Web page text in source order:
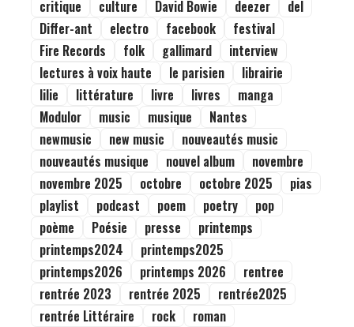
critique
culture David Bowie deezer
del
Differ-ant
electro facebook
festival
Fire Records
folk gallimard
interview
lectures à voix haute
le parisien
librairie
lilie
littérature livre livres
manga
Modulor
music musique
Nantes
newmusic
new music
nouveautés music
nouveautés musique
nouvel album
novembre
novembre 2025
octobre octobre 2025
pias
playlist
podcast poem poetry
pop
poème
Poésie presse
printemps
printemps2024
printemps2025
printemps2026
printemps 2026
rentree
rentrée 2023
rentrée 2025
rentrée2025
rentrée Littéraire
rock
roman